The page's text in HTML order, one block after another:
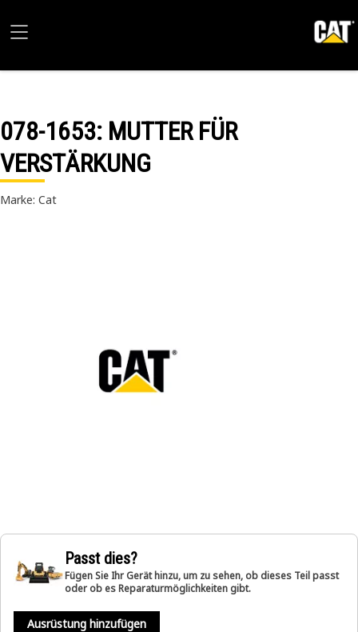
078-1653: MUTTER FÜR
VERSTÄRKUNG
Marke: Cat
Passt dies?
Fügen Sie Ihr Gerät hinzu, um zu sehen, ob dieses Teil passt
oder ob es Reparaturmöglichkeiten gibt.
Ausrüstung hinzufügen